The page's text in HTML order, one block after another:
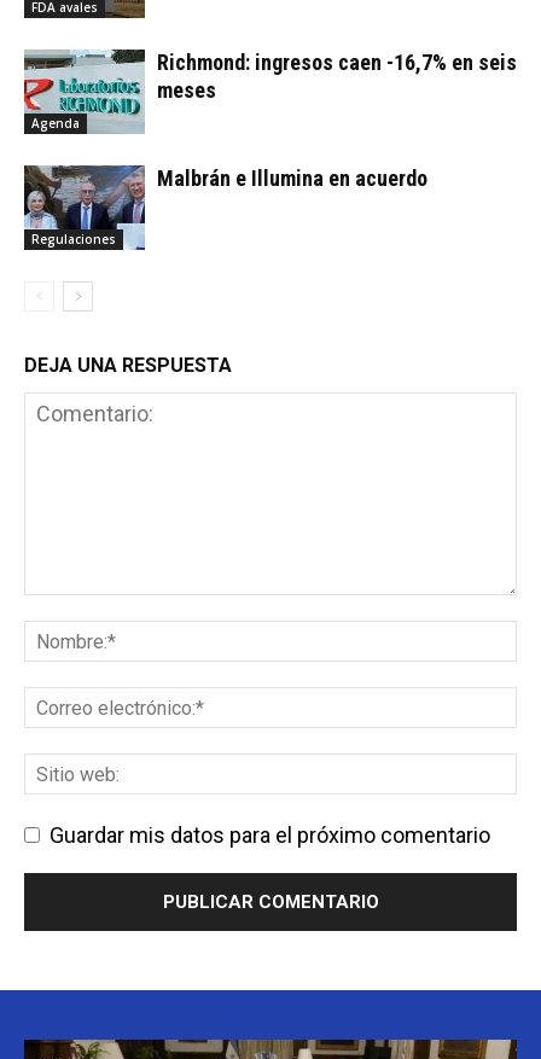
FDA avales
Agenda
Richmond: ingresos caen -16,7% en seis
meses
Regulaciones
Malbrán e Illumina en acuerdo
DEJA UNA RESPUESTA
Guardar mis datos para el próximo comentario